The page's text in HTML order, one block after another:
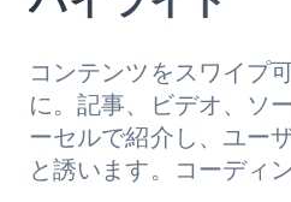
コンテンツをスワイプ
に。記事、ビデオ、ソ
ーセルで紹介し、ユー
と誘います。コーディ